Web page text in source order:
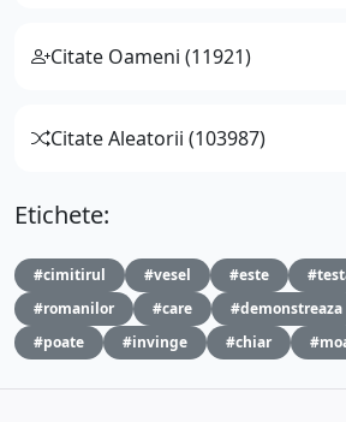
Citate Oameni (11921)
Citate Aleatorii (103987)
Etichete:
#cimitirul #vesel #este
#romanilor
#care #demonstreaza
#poate
#invinge #chiar